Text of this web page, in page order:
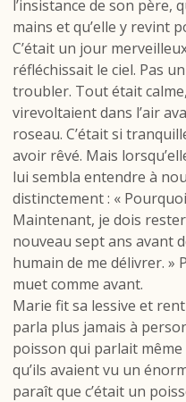
l’insistance de son père,
mains et qu’elle y revint
C’était un jour
réfléchissait le ciel. Pas
troubler. Tout était
virevoltaient dans l’air
roseau. C’était si
avoir rêvé. Mais
lui sembla entendre à
distinctement : «
Maintenant, je dois
nouveau sept ans avant
humain de me délivrer. »
muet comme avant.
Marie fit sa lessive et
parla plus jamais à
poisson qui parlait
qu’ils avaient vu un
paraît que c’était un